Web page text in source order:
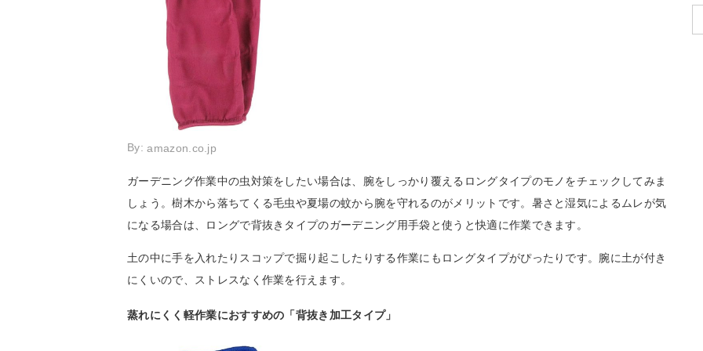
By:amazon.co.jp
ガーデニング作業中の虫対策をしたい場合は、腕をしっかり覆えるロングタイプのモノをチェックしてみま
しょう。樹木から落ちてくる毛虫や夏場の蚊から腕を守れるのがメリットです。暑さと湿気によるムレが気
になる場合は、ロングで背抜きタイプのガーデニング用手袋と使うと快適に作業できます。
土の中に手を入れたりスコップで掘り起こしたりする作業にもロングタイプがぴったりです。腕に土が付き
にくいので、ストレスなく作業を行えます。
蒸れにくく軽作業におすすめの「背抜き加工タイプ」